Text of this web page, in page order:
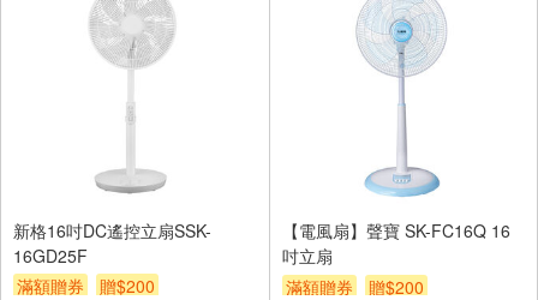
新格16吋DC遙控立扇SSK-
16GD25F
滿額贈券
贈$200
【電風扇】聲寶 SK-FC16Q 16
吋立扇
滿額贈券
贈$200